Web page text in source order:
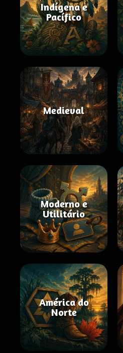
Indígena e
Pacífico
Medieval
Moderno e
Utilitário
América do
Norte